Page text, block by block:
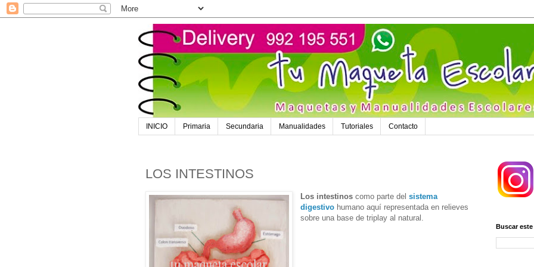
INICIO Primaria Secundaria Manualidades Tutoriales Contacto
LOS INTESTINOS
Los intestinos como parte delsistema
digestivo humano aquí representada en relieves
sobre una base de triplay al natural.
Buscar